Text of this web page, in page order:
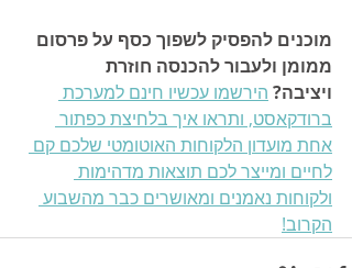
מוכנים להפסיק לשפוך כסף על פרסום
ממומן ולעבור להכנסה חוזרת
ויציבה? הירשמו עכשיו חינם למערכת
ברודקאסט, ותראו איך בלחיצת כפתור
אחת מועדון הלקוחות האוטומטי שלכם קם
לחיים ומייצר לכם תוצאות מדהימות
ולקוחות נאמנים ומאושרים כבר מהשבוע
הקרוב!